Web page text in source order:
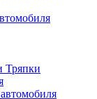
Тряпки